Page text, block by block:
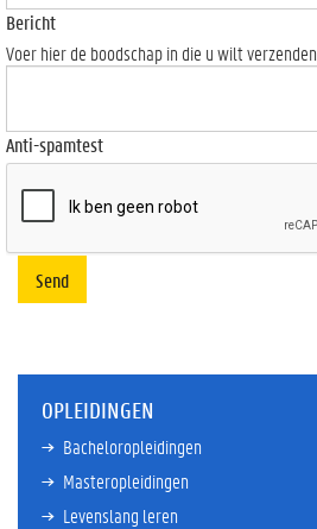
Bericht
Voer hier de boodschap in die u wilt verzenden.
Anti-spamtest
Send
OPLEIDINGEN
Bacheloropleidingen
Masteropleidingen
Levenslang leren